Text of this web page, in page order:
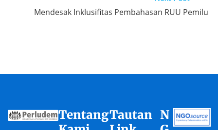
Mendesak Inklusifitas Pembahasan RUU Pemilu
TentangTautan N